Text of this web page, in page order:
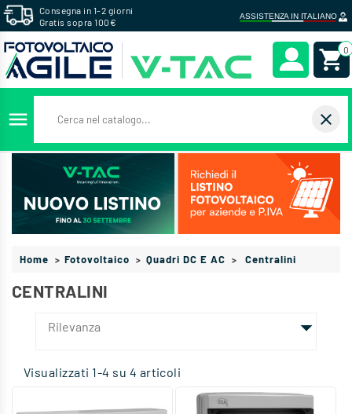
Consegna in 1-2 giorni
Gratis sopra 100€
0
menu close
Home Fotovoltaico Quadri DC E AC Centralini
CENTRALINI
Rilevanza 
Visualizzati 1-4 su 4 articoli